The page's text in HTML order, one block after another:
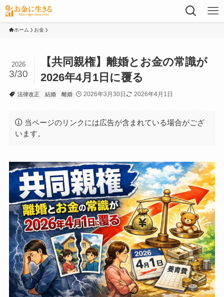
ホーム お金
【共同親権】離婚とお金の常識が
2026年4月1日に覆る
2026
3/30
法律改正 結婚 離婚 2026年3月30日 2026年4月1日
当ページのリンクには広告が含まれている場合がござ
います。